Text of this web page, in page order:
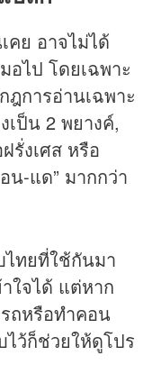
คย อาจไม่ได้
อไป โดยเฉพาะ
การอ่านเฉพาะ
เป็น 2 พยางค์,
รั่งเศส หรือ
น-แด” มากกว่า
ไทยที่ใช้กันมา
ใจได้ แต่หาก
รถหรือทำคอน
ว้ก็ช่วยให้ดูโปร